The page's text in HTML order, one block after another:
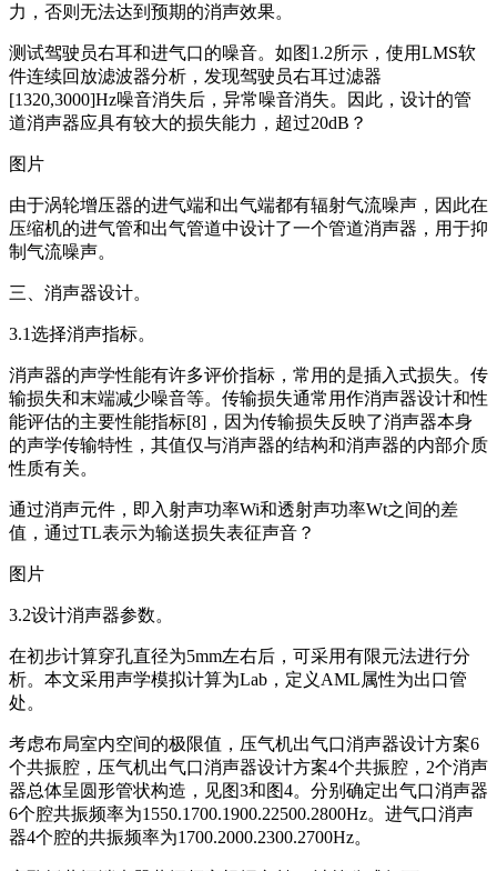
力，否则无法达到预期的消声效果。
测试驾驶员右耳和进气口的噪音。如图1.2所示，使用LMS软
件连续回放滤波器分析，发现驾驶员右耳过滤器
[1320,3000]Hz噪音消失后，异常噪音消失。因此，设计的管
道消声器应具有较大的损失能力，超过20dB？
图片
由于涡轮增压器的进气端和出气端都有辐射气流噪声，因此在
压缩机的进气管和出气管道中设计了一个管道消声器，用于抑
制气流噪声。
三、消声器设计。
3.1选择消声指标。
消声器的声学性能有许多评价指标，常用的是插入式损失。传
输损失和末端减少噪音等。传输损失通常用作消声器设计和性
能评估的主要性能指标[8]，因为传输损失反映了消声器本身
的声学传输特性，其值仅与消声器的结构和消声器的内部介质
性质有关。
通过消声元件，即入射声功率Wi和透射声功率Wt之间的差
值，通过TL表示为输送损失表征声音？
图片
3.2设计消声器参数。
在初步计算穿孔直径为5mm左右后，可采用有限元法进行分
析。本文采用声学模拟计算为Lab，定义AML属性为出口管
处。
考虑布局室内空间的极限值，压气机出气口消声器设计方案6
个共振腔，压气机出气口消声器设计方案4个共振腔，2个消声
器总体呈圆形管状构造，见图3和图4。分别确定出气口消声器
6个腔共振频率为1550.1700.1900.22500.2800Hz。进气口消声
器4个腔的共振频率为1700.2000.2300.2700Hz。